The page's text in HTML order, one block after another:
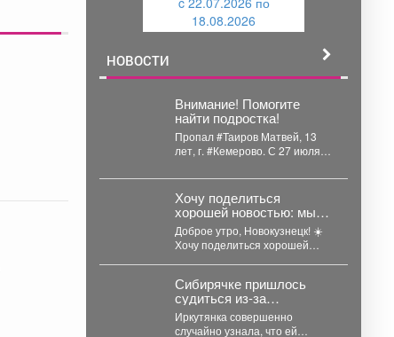
18.08.2026
НОВОСТИ
Внимание! Помогите
найти подростка!
Пропал #Таиров Матвей, 13
лет, г. #Кемерово. С 27 июля
местонахождение...
Хочу поделиться
хорошей новостью: мы
завершили ремонт
монумента «50 лет
образования СССР».
Доброе утро, Новокузнецк! ☀️
Хочу поделиться хорошей
образования...
Сибирячке пришлось
судиться из-за
свалившегося на голову
богатства в Кузбассе
Иркутянка совершенно
случайно узнала, что ей